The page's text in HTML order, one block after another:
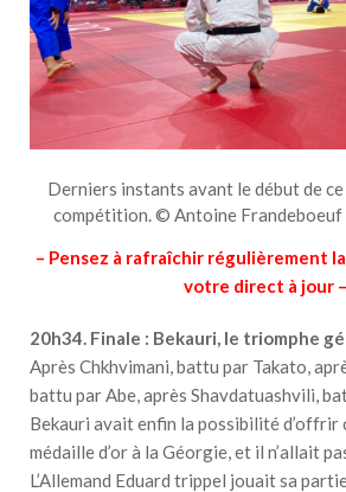
Derniers instants avant le début de
compétition. © Antoine Frandeboeuf
– Pensez à rafraîchir régulièrement
votre direct à jour –
20h34. Finale : Bekauri, le triomphe
Après Chkhvimani, battu par Takato,
battu par Abe, après Shavdatuashvili,
Bekauri avait enfin la possibilité d’offrir
médaille d’or à la Géorgie, et il n’allait
L’Allemand Eduard trippel jouait sa